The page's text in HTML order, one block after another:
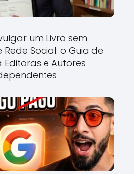
um Livro sem
Social: o Guia de
Editoras e Autores